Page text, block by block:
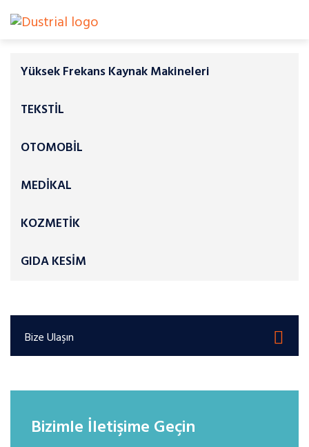
Yüksek Frekans Kaynak Makineleri
TEKSTİL
OTOMOBİL
MEDİKAL
KOZMETİK
GIDA KESİM
Bize Ulaşın
Bizimle İletişime Geçin